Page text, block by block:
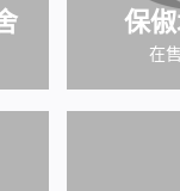
保
在